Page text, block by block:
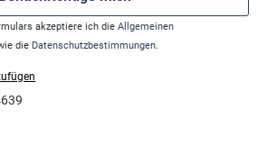
akzeptiere ich die Allgemeinen
die Datenschutzbestimmungen.